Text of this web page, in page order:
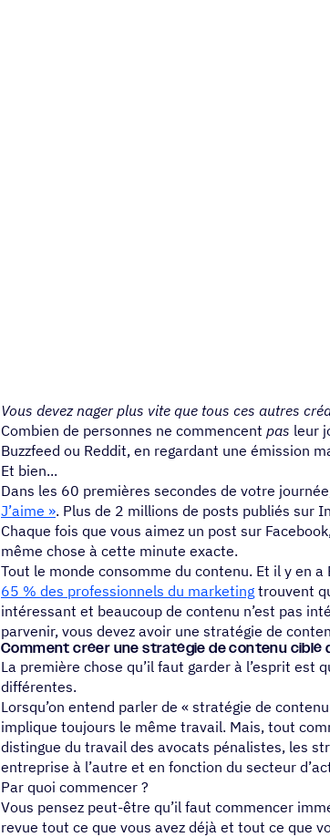
Vous devez nager plus vite que tous ces autres
Combien de personnes ne commencent pas leur
Buzzfeed ou Reddit, en regardant une émission
Et bien...
Dans les 60 premières secondes de votre
J’aime ». Plus de 2 millions de posts publiés sur
Chaque fois que vous aimez un post sur
même chose à cette minute exacte.
Tout le monde consomme du contenu. Et il y en a
65 % des professionnels du marketing trouvent
intéressant et beaucoup de contenu n’est pas
parvenir, vous devez avoir une stratégie de
Comment créer une stra­té­gie de contenu ciblé
La première chose qu’il faut garder à l’esprit
différentes.
Lorsqu’on entend parler de « stratégie de
implique toujours le même travail. Mais, tout
distingue du travail des avocats pénalistes, les
entreprise à l’autre et en fonction du secteur
Par quoi commencer ?
Vous pensez peut-être qu’il faut commencer
revue tout ce que vous avez déjà et tout ce que